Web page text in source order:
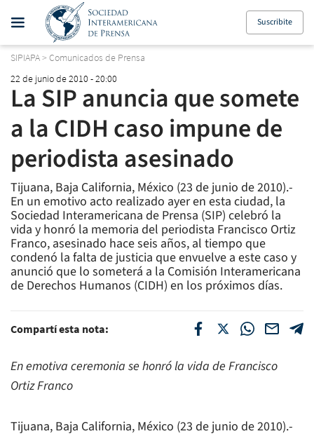
Suscribite
SIPIAPA> Comunicados de Prensa
22 de junio de 2010 - 20:00
La SIP anuncia que somete
a la CIDH caso impune de
periodista asesinado
Tijuana, Baja California, México (23 de junio de 2010).-
En un emotivo acto realizado ayer en esta ciudad, la
Sociedad Interamericana de Prensa (SIP) celebró la
vida y honró la memoria del periodista Francisco Ortiz
Franco, asesinado hace seis años, al tiempo que
condenó la falta de justicia que envuelve a este caso y
anunció que lo someterá a la Comisión Interamericana
de Derechos Humanos (CIDH) en los próximos días.
Compartí esta nota:
En emotiva ceremonia se honró la vida de Francisco
Ortiz Franco
Tijuana, Baja California, México (23 de junio de 2010).-